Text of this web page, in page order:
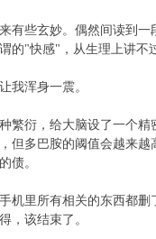
有些玄妙。偶然间读到
的"快感"，从生理上讲不
我浑身一震。
繁衍，给大脑设了一个
但多巴胺的阈值会越来
债。
机里所有相关的东西都
，该结束了。